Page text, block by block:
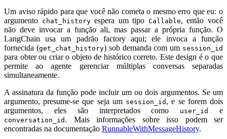
Um aviso rápido para que você não cometa o mesmo erro que eu: o
argumento chat_historyespera um tipo Callable, então você
não deve invocar a função ali, mas passar a própria função. O
LangChain usa um padrão factory aqui; ele invoca a função
fornecida (get_chat_history) sob demanda com um session_id
para obter ou criar o objeto de histórico correto. Este design é o que
permite ao agente gerenciar múltiplas conversas separadas
simultaneamente.
A assinatura da função pode incluir um ou dois argumentos. Se um
argumento, presume-se que seja um session_id , e se forem dois
argumentos, eles são interpretados como
user_id e
conversation_id . Mais informações sobre isso podem ser
encontradas na documentação RunnableWithMessageHistory.